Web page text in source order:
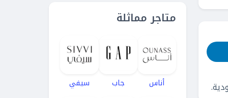
متاجر مماثلة
أناس جاب سيفي